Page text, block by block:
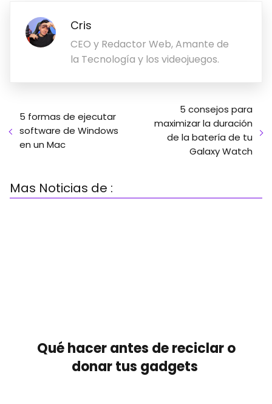
Cris
CEO y Redactor Web, Amante de
la Tecnología y los videojuegos.
5 formas de ejecutar
software de Windows
en un Mac
5 consejos para
maximizar la duración
de la batería de tu
Galaxy Watch
Mas Noticias de :
Qué hacer antes de reciclar o
donar tus gadgets